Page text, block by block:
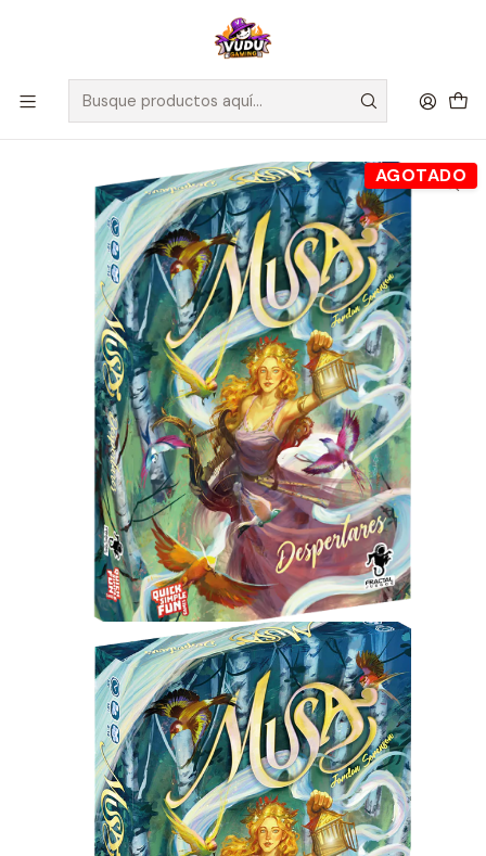
🚀 ¡Despachamos a todo Chile! Envío GRATIS a Regiones sobre
$100.000 y a RM sobre $35.000
Inicio Juegos de Mesa Editorial Fractal
Musa: Despertares - Español
AGOTADO